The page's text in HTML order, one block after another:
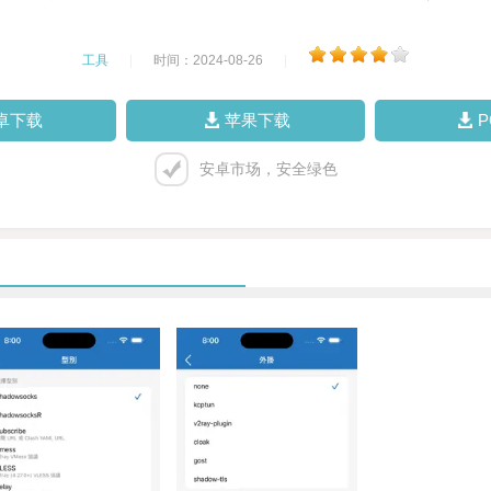
工具 时间：2024-08-26
下载 苹果下载
安卓市场，安全绿色